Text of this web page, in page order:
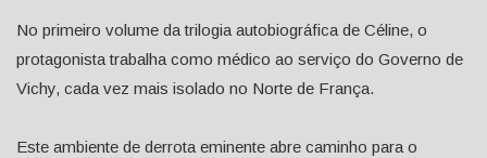
No primeiro volume da trilogia autobiográfica de Céline, o
protagonista trabalha como médico ao serviço do Governo de
Vichy, cada vez mais isolado no Norte de França.
Este ambiente de derrota eminente abre caminho para o